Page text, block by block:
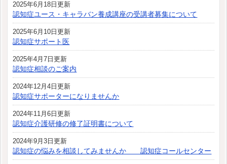
2025年6月18日更新
認知症ユース・キャラバン養成講座の受講者募集について
2025年6月10日更新
認知症サポート医
2025年4月7日更新
認知症相談のご案内
2024年12月4日更新
認知症サポーターになりませんか
2024年11月6日更新
認知症介護研修の修了証明書について
2024年9月3日更新
認知症の悩みを相談してみませんか 認知症コールセンター